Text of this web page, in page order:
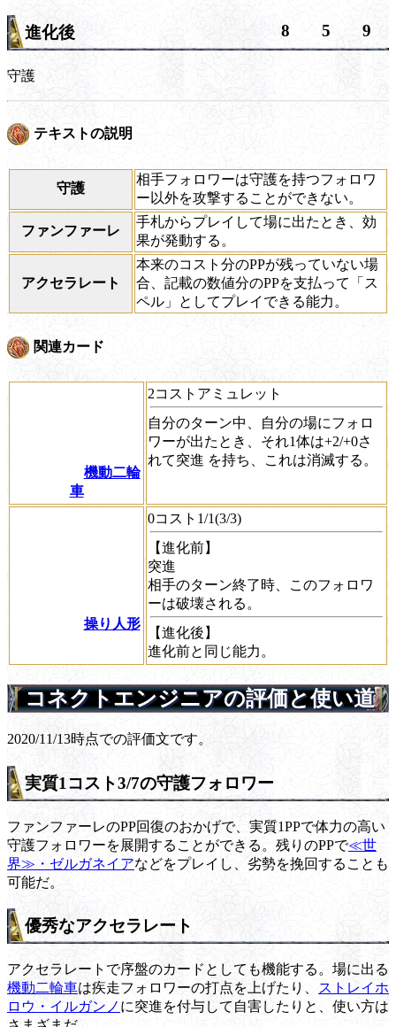
進化後 8 5 9
守護
テキストの説明
守護
相手フォロワーは守護を持つフォロワ
ー以外を攻撃することができない。
ファンファーレ
手札からプレイして場に出たとき、効
果が発動する。
アクセラレート
本来のコスト分のPPが残っていない場
合、記載の数値分のPPを支払って「ス
ペル」としてプレイできる能力。
関連カード
機動二輪
車
2コストアミュレット
自分のターン中、自分の場にフォロ
ワーが出たとき、それ1体は+2/+0さ
れて突進 を持ち、これは消滅する。
操り人形
0コスト1/1(3/3)
【進化前】
突進
相手のターン終了時、このフォロワ
ーは破壊される。
【進化後】
進化前と同じ能力。
コネクトエンジニアの評価と使い道
2020/11/13時点での評価文です。
実質1コスト3/7の守護フォロワー
ファンファーレのPP回復のおかげで、実質1PPで体力の高い
守護フォロワーを展開することができる。残りのPPで≪世
界≫・ゼルガネイアなどをプレイし、劣勢を挽回することも
可能だ。
優秀なアクセラレート
アクセラレートで序盤のカードとしても機能する。場に出る
機動二輪車は疾走フォロワーの打点を上げたり、
ストレイホ
ロウ・イルガンノ に突進を付与して自害したりと、使い方は